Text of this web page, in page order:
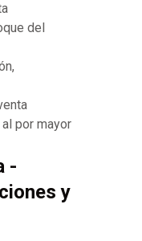
del
por mayor
-
y